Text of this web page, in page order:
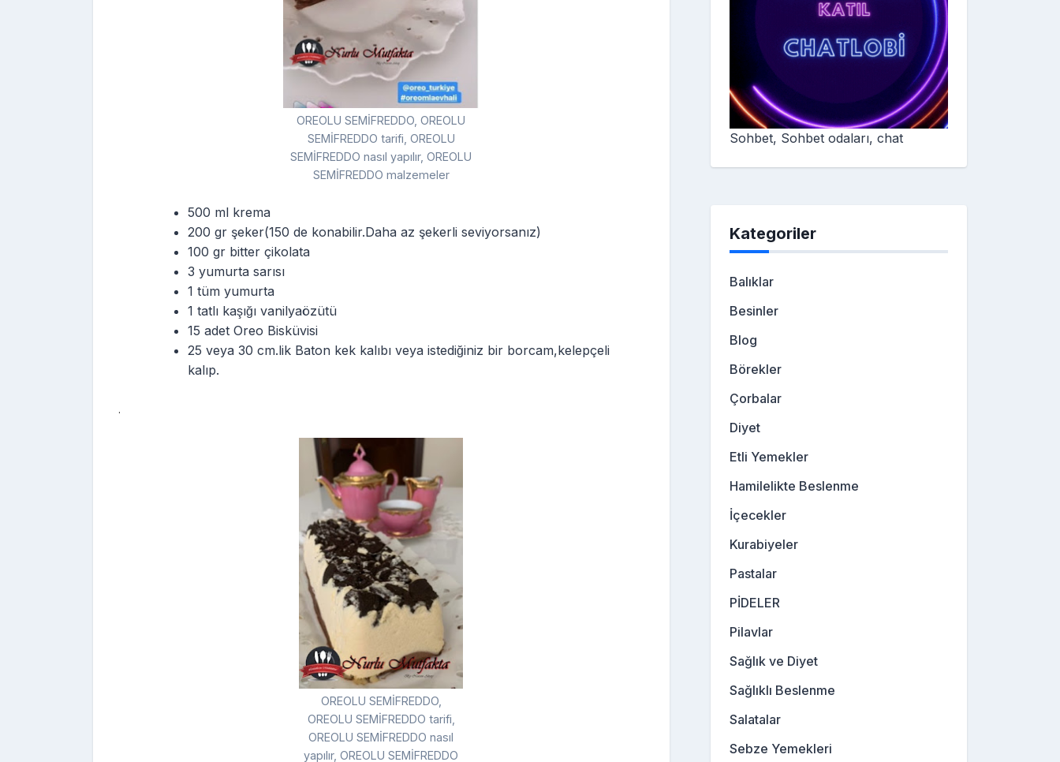
OREOLU SEMİFREDDO, OREOLU
SEMİFREDDO tarifi, OREOLU
SEMİFREDDO nasıl yapılır, OREOLU
SEMİFREDDO malzemeler
500 ml krema
200 gr şeker(150 de konabilir.Daha az şekerli seviyorsanız)
100 gr bitter çikolata
3 yumurta sarısı
1 tüm yumurta
1 tatlı kaşığı vanilyaözütü
15 adet Oreo Bisküvisi
25 veya 30 cm.lik Baton kek kalıbı veya istediğiniz bir borcam,kelepçeli
kalıp.
.
OREOLU SEMİFREDDO,
OREOLU SEMİFREDDO tarifi,
OREOLU SEMİFREDDO nasıl
yapılır, OREOLU SEMİFREDDO
Sohbet, Sohbet odaları, chat
Kategoriler
Balıklar
Besinler
Blog
Börekler
Çorbalar
Diyet
Etli Yemekler
Hamilelikte Beslenme
İçecekler
Kurabiyeler
Pastalar
PİDELER
Pilavlar
Sağlık ve Diyet
Sağlıklı Beslenme
Salatalar
Sebze Yemekleri